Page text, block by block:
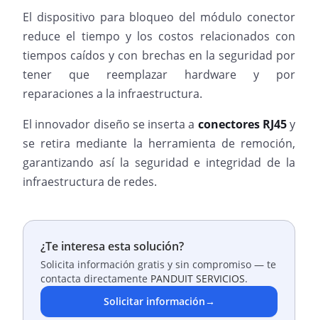
El dispositivo para bloqueo del módulo conector
reduce el tiempo y los costos relacionados con
tiempos caídos y con brechas en la seguridad por
tener que reemplazar hardware y por
reparaciones a la infraestructura.
El innovador diseño se inserta a conectores RJ45y
se retira mediante la herramienta de remoción,
garantizando así la seguridad e integridad de la
infraestructura de redes.
¿Te interesa esta solución?
Solicita información gratis y sin compromiso — te
contacta directamente PANDUIT SERVICIOS.
Solicitar información→